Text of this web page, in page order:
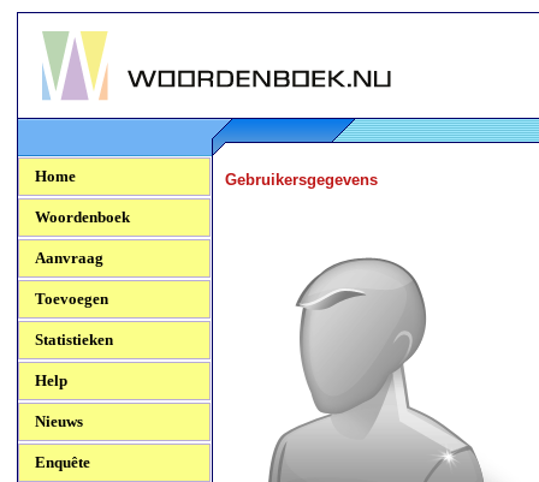
Woordenboek.NU
Home
Woordenboek
Aanvraag
Toevoegen
Statistieken
Help
Nieuws
Enquête
Gebruikersgegevens